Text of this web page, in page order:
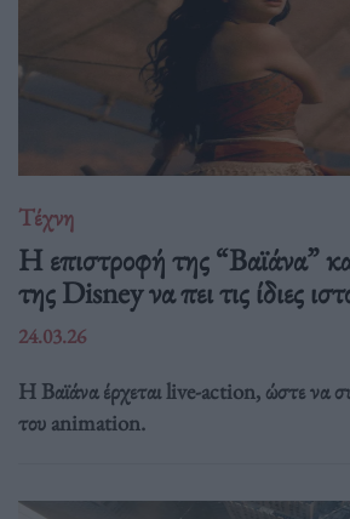
Τέχνη
Η επιστροφή της “Βαϊάνα”
της Disney να πει τις ίδιες
24.03.26
Η Βαϊάνα έρχεται live-action, ώστε να
του animation.